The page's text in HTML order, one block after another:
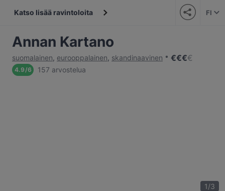
Katso lisää ravintoloita FI
Annan Kartano
suomalainen, eurooppalainen, skandinaavinen €€€€
4.9/6 157 arvostelua
1/3